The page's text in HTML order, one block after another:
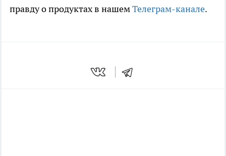
правду о продуктах в нашемТелеграм-канале.